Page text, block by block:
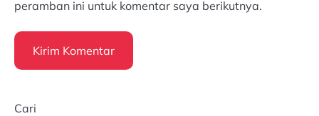
peramban ini untuk komentar saya berikutnya.
Cari